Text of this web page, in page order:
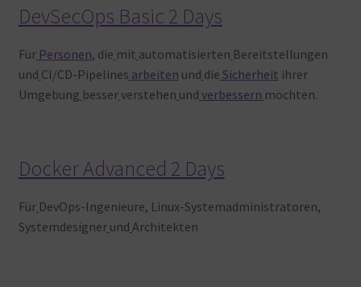
DevSecOps Basic 2 Days
FürPersonen, die mit automatisierten Bereitstellungen
und CI/CD-Pipelines arbeiten und die Sicherheit ihrer
Umgebung besserverstehen und verbessern möchten.
Docker Advanced 2 Days
Für DevOps-Ingenieure, Linux-Systemadministratoren,
Systemdesigner und Architekten